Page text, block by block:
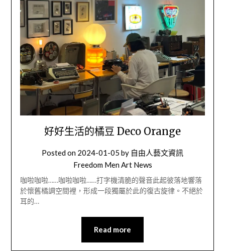
好好生活的橘豆 Deco Orange
Posted on 2024-01-05 by 自由人藝文資訊
Freedom Men Art News
咖啦咖啦……咖啦咖啦……打字機清脆的聲音此起彼落地響落
於懷舊橘調空間裡，形成一段獨屬於此的復古旋律。不絕於
耳的…
Read more